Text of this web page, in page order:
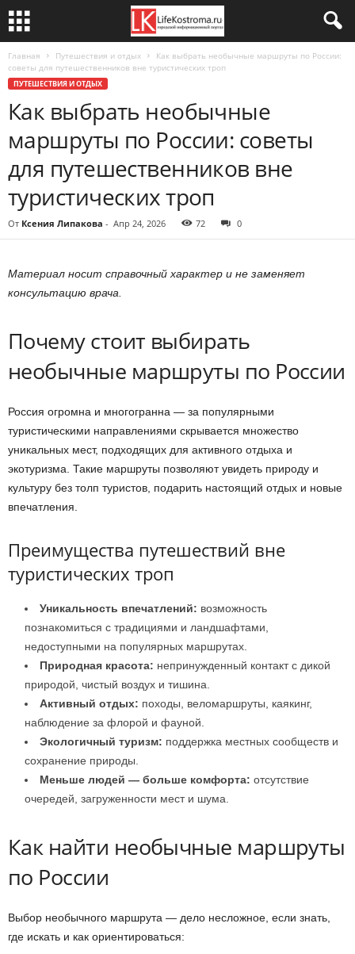
Главная Путешествия и отдых
Как выбрать необычные маршруты по России:
советы для путешественников вне туристических троп
ПУТЕШЕСТВИЯ И ОТДЫХ
Как выбрать необычные
маршруты по России: советы
для путешественников вне
туристических троп
От Ксения Липакова - Апр 24, 2026 72 0
Материал носит справочный характер и не заменяет
консультацию врача.
Почему стоит выбирать
необычные маршруты по России
Россия огромна и многогранна — за популярными
туристическими направлениями скрывается множество
уникальных мест, подходящих для активного отдыха и
экотуризма. Такие маршруты позволяют увидеть природу и
культуру без толп туристов, подарить настоящий отдых и новые
впечатления.
Преимущества путешествий вне
туристических троп
Уникальность впечатлений: возможность
познакомиться с традициями и ландшафтами,
недоступными на популярных маршрутах.
Природная красота: непринужденный контакт с дикой
природой, чистый воздух и тишина.
Активный отдых: походы, веломаршруты, каякинг,
наблюдение за флорой и фауной.
Экологичный туризм: поддержка местных сообществ и
сохранение природы.
Меньше людей — больше комфорта: отсутствие
очередей, загруженности мест и шума.
Как найти необычные маршруты
по России
Выбор необычного маршрута — дело несложное, если знать,
где искать и как ориентироваться: